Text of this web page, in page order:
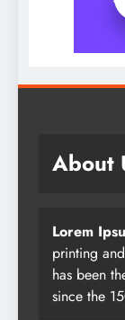
About
Lorem
printing
has been
since the